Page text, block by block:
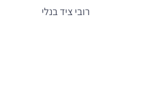
רובי ציד בנלי